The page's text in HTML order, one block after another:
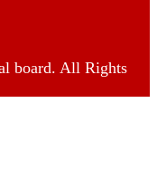
board. All Rights